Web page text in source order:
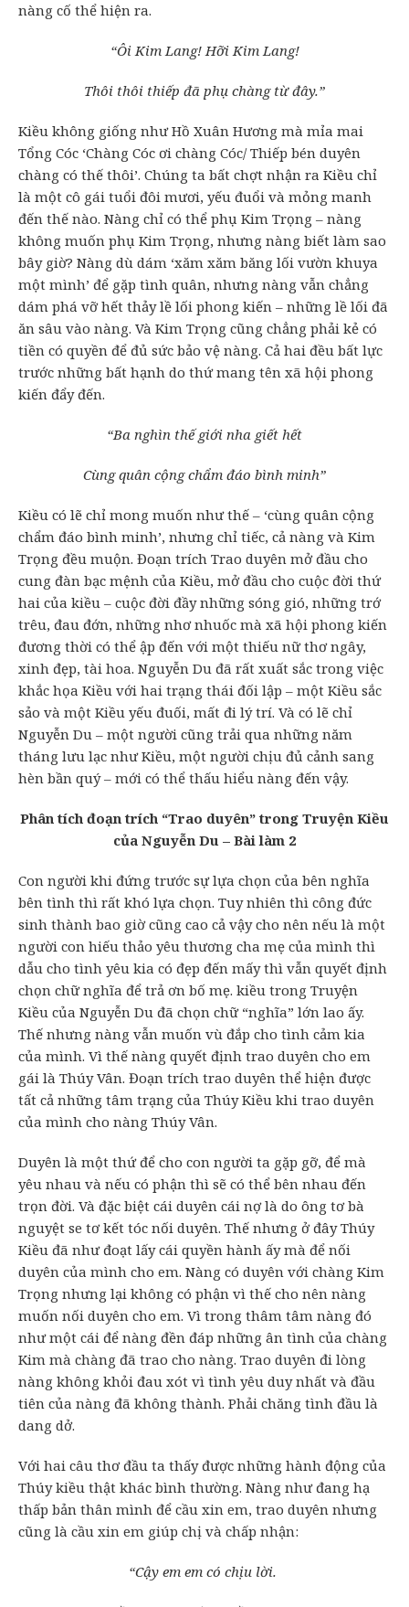
nàng cố thể hiện ra.
“Ôi Kim Lang! Hỡi Kim Lang!
Thôi thôi thiếp đã phụ chàng từ đây.”
Kiều không giống như Hồ Xuân Hương mà mỉa mai
Tổng Cóc ‘Chàng Cóc ơi chàng Cóc/ Thiếp bén duyên
chàng có thế thôi’. Chúng ta bất chợt nhận ra Kiều chỉ
là một cô gái tuổi đôi mươi, yếu đuổi và mỏng manh
đến thế nào. Nàng chỉ có thể phụ Kim Trọng – nàng
không muốn phụ Kim Trọng, nhưng nàng biết làm sao
bây giờ? Nàng dù dám ‘xăm xăm băng lối vườn khuya
một mình’ để gặp tình quân, nhưng nàng vẫn chẳng
dám phá vỡ hết thảy lề lối phong kiến – những lề lối đã
ăn sâu vào nàng. Và Kim Trọng cũng chẳng phải kẻ có
tiền có quyền để đủ sức bảo vệ nàng. Cả hai đều bất lực
trước những bất hạnh do thứ mang tên xã hội phong
kiến đẩy đến.
“Ba nghìn thế giới nha giết hết
Cùng quân cộng chẩm đáo bình minh”
Kiều có lẽ chỉ mong muốn như thế – ‘cùng quân cộng
chẩm đáo bình minh’, nhưng chỉ tiếc, cả nàng và Kim
Trọng đều muộn. Đoạn trích Trao duyên mở đầu cho
cung đàn bạc mệnh của Kiều, mở đầu cho cuộc đời thứ
hai của kiều – cuộc đời đầy những sóng gió, những trớ
trêu, đau đớn, những nhơ nhuốc mà xã hội phong kiến
đương thời có thể ập đến với một thiếu nữ thơ ngây,
xinh đẹp, tài hoa. Nguyễn Du đã rất xuất sắc trong việc
khắc họa Kiều với hai trạng thái đối lập – một Kiều sắc
sảo và một Kiều yếu đuối, mất đi lý trí. Và có lẽ chỉ
Nguyễn Du – một người cũng trải qua những năm
tháng lưu lạc như Kiều, một người chịu đủ cảnh sang
hèn bần quý – mới có thể thấu hiểu nàng đến vậy.
Phân tích đoạn trích “Trao duyên” trong Truyện Kiều
của Nguyễn Du – Bài làm 2
Con người khi đứng trước sự lựa chọn của bên nghĩa
bên tình thì rất khó lựa chọn. Tuy nhiên thì công đức
sinh thành bao giờ cũng cao cả vậy cho nên nếu là một
người con hiếu thảo yêu thương cha mẹ của mình thì
dẫu cho tình yêu kia có đẹp đến mấy thì vẫn quyết định
chọn chữ nghĩa để trả ơn bố mẹ. kiều trong Truyện
Kiều của Nguyễn Du đã chọn chữ “nghĩa” lớn lao ấy.
Thế nhưng nàng vẫn muốn vù đắp cho tình cảm kia
của mình. Vì thế nàng quyết định trao duyên cho em
gái là Thúy Vân. Đoạn trích trao duyên thể hiện được
tất cả những tâm trạng của Thúy Kiều khi trao duyên
của mình cho nàng Thúy Vân.
Duyên là một thứ để cho con người ta gặp gỡ, để mà
yêu nhau và nếu có phận thì sẽ có thể bên nhau đến
trọn đời. Và đặc biệt cái duyên cái nợ là do ông tơ bà
nguyệt se tơ kết tóc nối duyên. Thế nhưng ở đây Thúy
Kiều đã như đoạt lấy cái quyền hành ấy mà để nối
duyên của mình cho em. Nàng có duyên với chàng Kim
Trọng nhưng lại không có phận vì thế cho nên nàng
muốn nối duyên cho em. Vì trong thâm tâm nàng đó
như một cái để nàng đền đáp những ân tình của chàng
Kim mà chàng đã trao cho nàng. Trao duyên đi lòng
nàng không khỏi đau xót vì tình yêu duy nhất và đầu
tiên của nàng đã không thành. Phải chăng tình đầu là
dang dở.
Với hai câu thơ đầu ta thấy được những hành động của
Thúy kiều thật khác bình thường. Nàng như đang hạ
thấp bản thân mình để cầu xin em, trao duyên nhưng
cũng là cầu xin em giúp chị và chấp nhận:
“Cậy em em có chịu lời.